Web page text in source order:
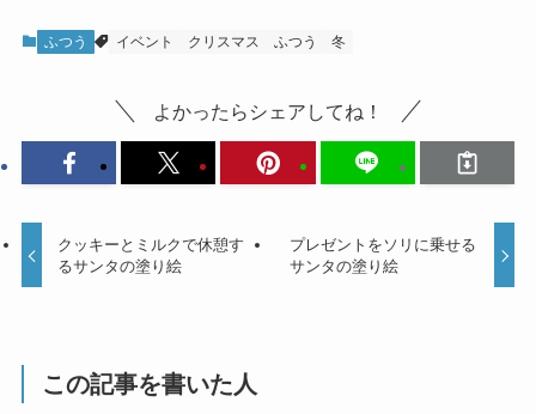
ふつう イベント クリスマス ふつう 冬
よかったらシェアしてね！
クッキーとミルクで休憩す
るサンタの塗り絵
プレゼントをソリに乗せる
サンタの塗り絵
この記事を書いた人